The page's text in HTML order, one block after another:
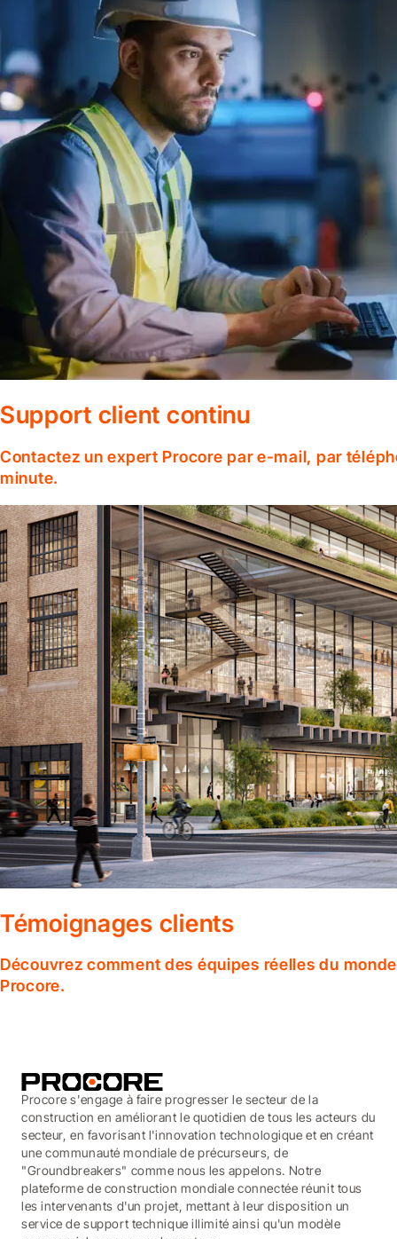
Support client continu
Contactez un expert Procore par e-mail, par
minute.
Témoignages clients
Découvrez comment des équipes réelles du
Procore.
Procore s'engage à faire progresser le secteur de la
construction en améliorant le quotidien de tous les acteurs du
secteur, en favorisant l'innovation technologique et en créant
une communauté mondiale de précurseurs, de
"Groundbreakers" comme nous les appelons. Notre
plateforme de construction mondiale connectée réunit tous
les intervenants d'un projet, mettant à leur disposition un
service de support technique illimité ainsi qu'un modèle